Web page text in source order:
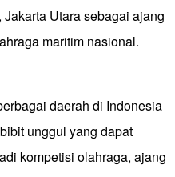
Utara sebagai ajang
maritim nasional.
daerah di Indonesia
unggul yang dapat
kompetisi olahraga, ajang